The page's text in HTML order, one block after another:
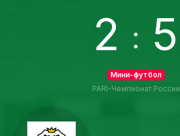
2 : 5
Мини-футбол
PARI-Чемпионат России